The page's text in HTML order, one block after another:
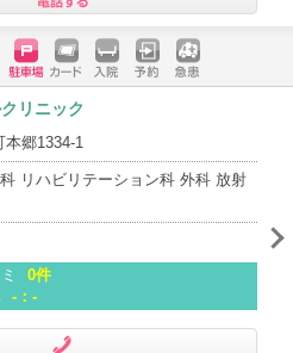
駐車場
クレジッ
トカード
入院 予約 急患
リニック
郷1334-1
リハビリテーション科 外科 放射
0件
-：-